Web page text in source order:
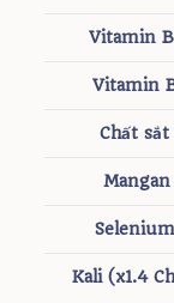
Vitamin
Vitamin
Chất sắt
Mangan
Selenium
Kali(x1.4